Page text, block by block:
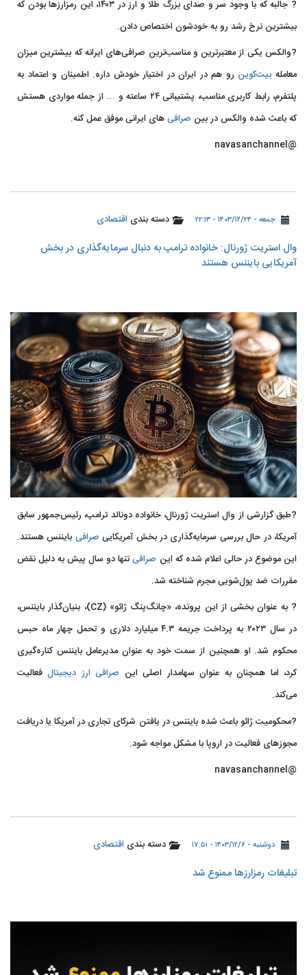
? جالبه که با وجود سر و صدای بزرگ طلا و ارز در ۱۴۰۳، این رمزارزها بودن که
بیشترین نرخ رشد رو به خودشون اختصاص دادن.
?والکس یکی از معتبرترین و مناسب‌ترین صرافی‌های ایرانه که بیشترین میزان
معامله بیت‌کوینرو هم در ایران در اختیار خودش داره. اطمینان و اعتماد به
پلتفرم، رابط کاربری مناسب، پشتیبانی ۲۴ ساعته و … از جمله مواردی هستش
که باعث شده والکس در بین صرافیهای ایرانی موفق عمل کنه.
@navasanchannel
جمعه - ۱۴۰۳/۱۲/۲۴ - ۲۲:۱۳ دسته بندی اقتصادی
وال استریت ژورنال: خانواده ترامپ به دنبال سرمایه‌گذاری در بخش
آمریکایی بایننس هستند
?طبق گزارشی از وال استریت ژورنال، خانواده دونالد ترامپ، رئیس‌جمهور سابق
آمریکا، در حال بررسی سرمایه‌گذاری در بخش آمریکایی صرافیبایننس هستند.
این موضوع در حالی اعلام شده که این صرافیتنها دو سال پیش به دلیل نقض
مقررات ضد پول‌شویی مجرم شناخته شد.
? به عنوان بخشی از این پرونده، «چانگ‌پنگ ژائو» (CZ)، بنیان‌گذار بایننس،
در سال ۲۰۲۳ به پرداخت جریمه ۴.۳ میلیارد دلاری و تحمل چهار ماه حبس
محکوم شد. او همچنین از سمت خود به عنوان مدیرعامل بایننس کناره‌گیری
کرد، اما همچنان به عنوان سهامدار اصلی این صرافی ارز دیجیتالفعالیت
می‌کند.
?محکومیت ژائو باعث شده بایننس در یافتن شرکای تجاری در آمریکا یا دریافت
مجوزهای فعالیت در اروپا با مشکل مواجه شود.
@navasanchannel
دوشنبه - ۱۴۰۳/۱۲/۶ - ۱۷:۵۱ دسته بندی اقتصادی
تبلیغات رمزارزها ممنوع شد